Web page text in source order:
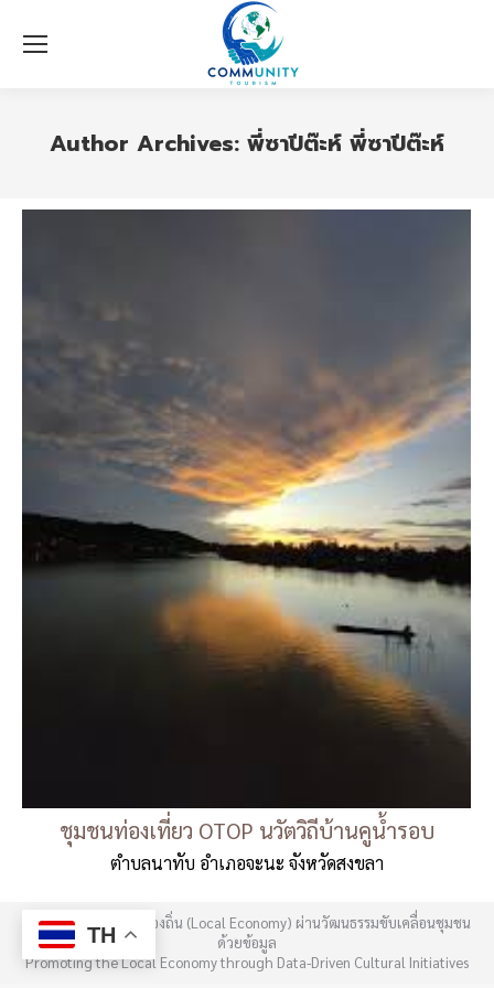
Author Archives: พี่ซาปีต๊ะห์ พี่ซาปีต๊ะห์
ชุมชนท่องเที่ยว OTOP นวัตวิถีบ้านคูน้ำรอบ
ตำบลนาทับ อำเภอจะนะ จังหวัดสงขลา
การส่งเสริมเศรษฐกิจท้องถิ่น (Local Economy) ผ่านวัฒนธรรมขับเคลื่อนชุมชน
ด้วยข้อมูล
Promoting the Local Economy through Data-Driven Cultural Initiatives
TH